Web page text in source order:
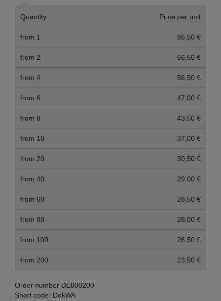
Quantity Price per unit
from 1 86,50 €
from 2 66,50 €
from 4 56,50 €
from 6 47,00 €
from 8 43,50 €
from 10 37,00 €
from 20 30,50 €
from 40 29,00 €
from 60 28,50 €
from 80 28,00 €
from 100 26,50 €
from 200 23,50 €
Order number DE800200
Short code: DokWA